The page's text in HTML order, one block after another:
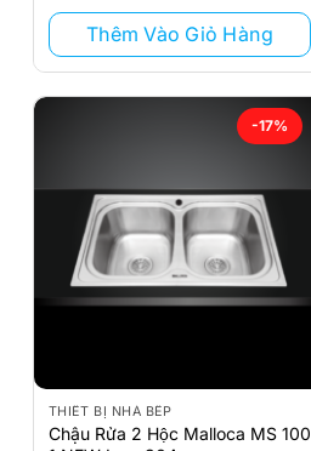
Thêm Vào Giỏ Hàng
-17%
THIẾT BỊ NHÀ BẾP
Chậu Rửa 2 Hộc Malloca MS 100